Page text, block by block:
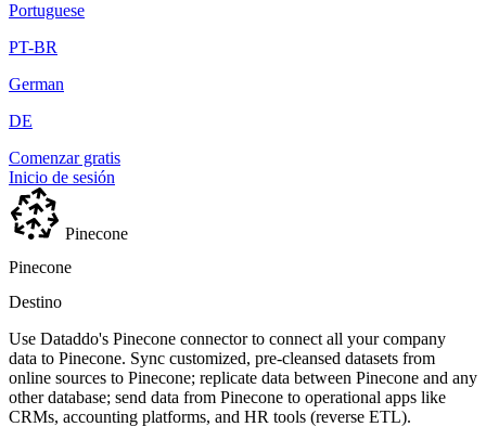
Portuguese
PT-BR
German
DE
Comenzar gratis
Inicio de sesión
Pinecone
Pinecone
Destino
Use Dataddo's Pinecone connector to connect all your company
data to Pinecone. Sync customized, pre-cleansed datasets from
online sources to Pinecone; replicate data between Pinecone and any
other database; send data from Pinecone to operational apps like
CRMs, accounting platforms, and HR tools (reverse ETL).